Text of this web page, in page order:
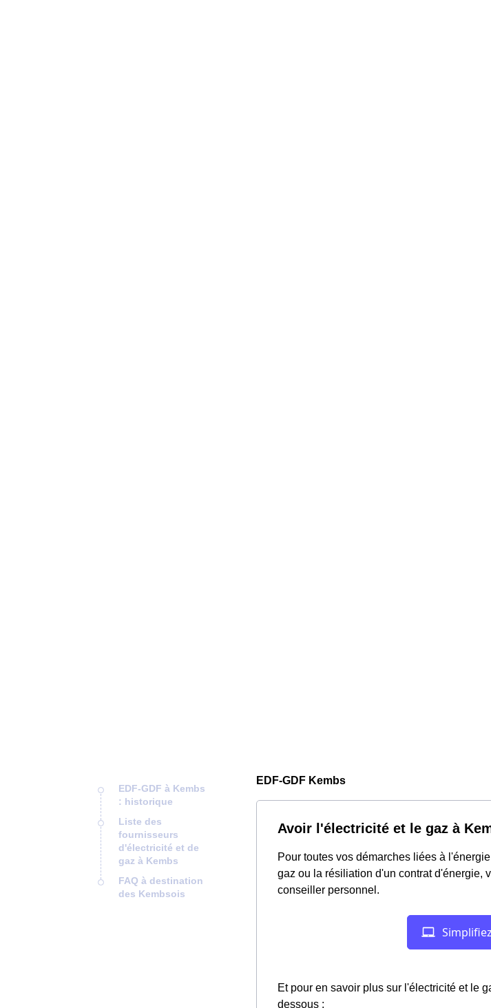
EDF-GDF à Kembs
: historique
Liste des
fournisseurs
d'électricité et de
gaz à Kembs
FAQ à destination
des Kembsois
EDF-GDF Kembs
Avoir l'électricité et le gaz à
Pour toutes vos démarches liées à
gaz ou la résiliation d'un contrat d'énergie,
conseiller personnel.
Et pour en savoir plus sur l'électricité et le
dessous :